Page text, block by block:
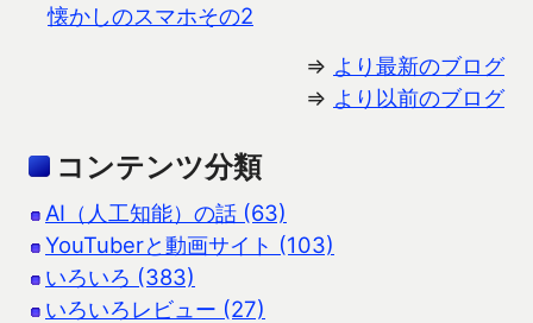
懐かしのスマホその2
⇒ より最新のブログ
⇒ より以前のブログ
コンテンツ分類
AI（人工知能）の話 (63)
YouTuberと動画サイト (103)
いろいろ (383)
いろいろレビュー (27)